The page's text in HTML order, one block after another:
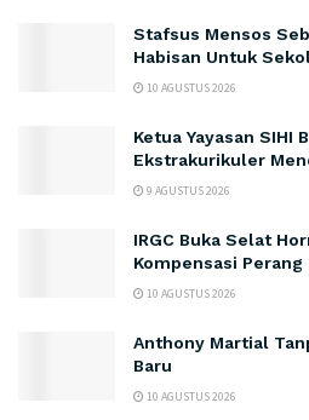
Stafsus Mensos
Habisan Untuk
10 AGUSTUS 2026
Ketua Yayasan SIHI
Ekstrakurikuler
9 AGUSTUS 2026
IRGC Buka Selat
Kompensasi Perang
10 AGUSTUS 2026
Anthony Martial
Baru
10 AGUSTUS 2026